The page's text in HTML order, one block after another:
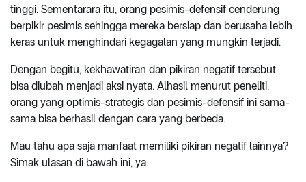
tinggi. Sementarara itu, orang pesimis-defensif cenderung
berpikir pesimis sehingga mereka bersiap dan berusaha lebih
keras untuk menghindari kegagalan yang mungkin terjadi.
Dengan begitu, kekhawatiran dan pikiran negatif tersebut
bisa diubah menjadi aksi nyata. Alhasil menurut peneliti,
orang yang optimis-strategis dan pesimis-defensif ini sama-
sama bisa berhasil dengan cara yang berbeda.
Mau tahu apa saja manfaat memiliki pikiran negatif lainnya?
Simak ulasan di bawah ini, ya.